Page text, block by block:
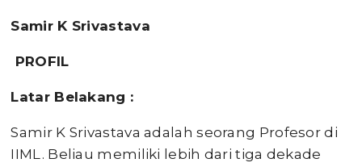
Samir K Srivastava
PROFIL
Latar Belakang :
Samir K Srivastava adalah seorang Profesor di
IIML. Beliau memiliki lebih dari tiga dekade